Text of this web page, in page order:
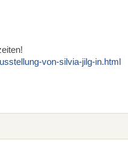
von-silvia-jilg-in.html